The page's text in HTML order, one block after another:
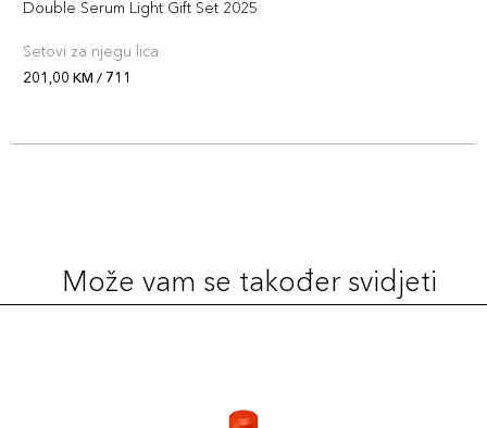
3666057117084
705
Double Serum Light Gift Set 2025
Setovi za njegu lica
201,00 KM / 711
Može vam se također svidjeti